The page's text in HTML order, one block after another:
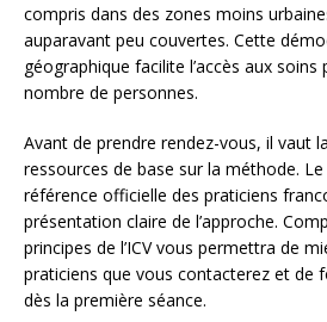
compris dans des zones moins
auparavant peu couvertes. Cette
géographique facilite l’accès aux soins
nombre de personnes.
Avant de prendre rendez-vous, il vaut
ressources de base sur la méthode. Le
référence officielle des praticiens
présentation claire de l’approche.
principes de l’ICV vous permettra de
praticiens que vous contacterez et de
dès la première séance.